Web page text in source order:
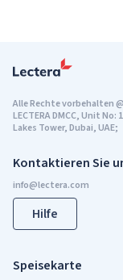
Kontaktieren Sie
Hilfe
Alle Rechte vorbehalten@
LECTERA DMCC, Unit
Lakes Tower, Dubai, UAE;
Speisekarte